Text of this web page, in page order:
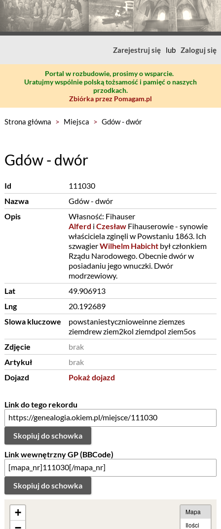
Zarejestruj się lub Zaloguj się
Portal w rozbudowie, prosimy o wsparcie.
Uratujmy wspólnie polską tożsamość i pamięć o naszych
przodkach.
Zbiórka przez Pomagam.pl
Strona główna > Miejsca > Gdów - dwór
Gdów - dwór
Id
111030
Nazwa
Gdów - dwór
Opis
Własność: Fihauser
Alferd i CzesławFihauserowie - synowie
właściciela zginęli w Powstaniu 1863. Ich
szwagierWilhelm Habichtbył członkiem
Rządu Narodowego. Obecnie dwór w
posiadaniu jego wnuczki. Dwór
modrzewiowy.
Lat
49.906913
Lng
20.192689
Slowa kluczowe
powstaniestycznioweinne ziemzes
ziemdrew ziem2kol ziemdpol ziem5os
Zdjęcie
brak
Artykuł
brak
Dojazd
Pokaż dojazd
Link do tego rekordu
Skopiuj do schowka
Link wewnętrzny GP (BBCode)
Skopiuj do schowka
+
Mapa
Ilości